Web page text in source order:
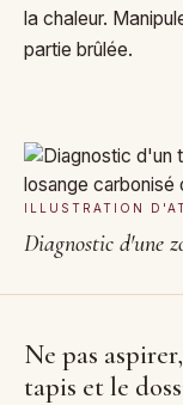
la chaleur.
partie brûlée.
ILLUSTRATION
Diagnostic d'une
Ne pas
tapis et le